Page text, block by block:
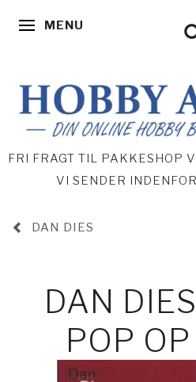
SKIFTE NAVIGATION
MENU
FRI FRAGT TIL PAKKESHOP
VI SENDER
DAN DIES
DAN
POP